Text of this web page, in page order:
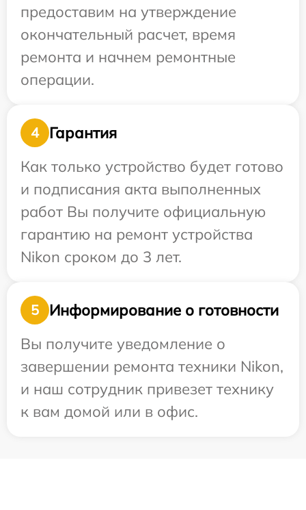
предоставим на утверждение
окончательный расчет, время
ремонта и начнем ремонтные
операции.
4
Гарантия
Как только устройство будет готово
и подписания акта выполненных
работ Вы получите официальную
гарантию на ремонт устройства
Nikon сроком до 3 лет.
5
Информирование о готовности
Вы получите уведомление о
завершении ремонта техники Nikon,
и наш сотрудник привезет технику
к вам домой или в офис.